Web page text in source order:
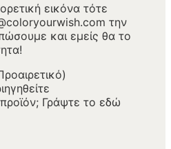
εικόνα τότε
την
και εμείς θα το
Γράψτε το εδώ